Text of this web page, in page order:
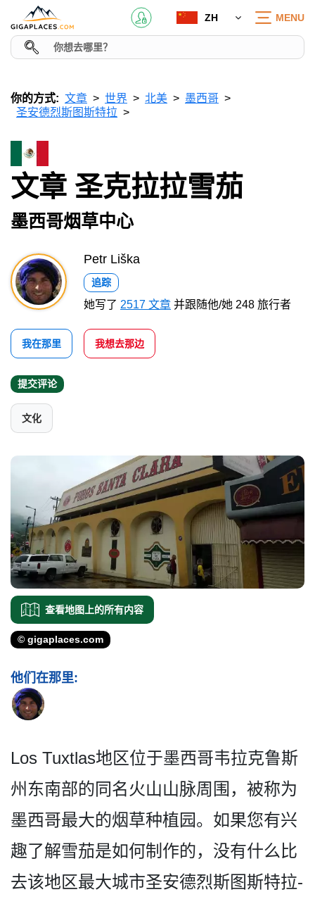
ZH MENU
你的方式: 文章 世界 北美
墨西哥
圣安德烈斯图斯特拉
文章 圣克拉拉雪茄
墨西哥烟草中心
Petr Liška
追踪
她写了 2517 文章 并跟随他/她 248 旅行者
我在那里 我想去那边
提交评论
文化
查看地图上的所有内容
© gigaplaces.com
他们在那里:
Los Tuxtlas地区位于墨西哥韦­拉克鲁斯
州东南部的同名火山山脉周围，被称为
墨西哥­最大的烟草种植园。如果您有兴
趣了解雪茄是如何制作­的，没有什么比
去该地区最大城市圣安德烈斯图斯特拉­